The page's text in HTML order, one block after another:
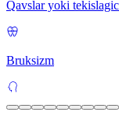
Qavslar yoki
Bruksizm